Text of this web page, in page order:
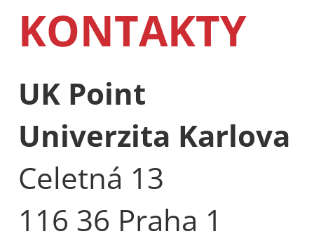
KONTAKTY
UK Point
Univerzita Karlova
Celetná 13
116 36 Praha 1